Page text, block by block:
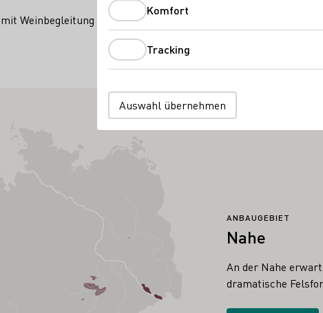
Weinbegleitung 64 € pro Person
ANBAUGEBIET
Nahe
An der Nahe
dramatische
Komfort
Tracking
Auswahl übernehmen